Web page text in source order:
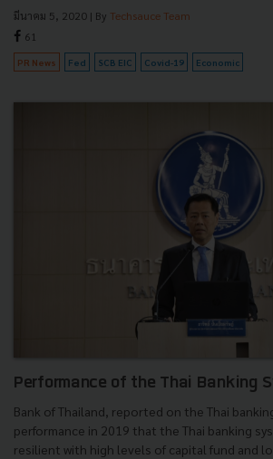
มีนาคม 5, 2020 | By Techsauce Team
61
PR News Fed SCB EIC Covid-19 Economic
Performance of the Thai Banking
Bank of Thailand, reported on the Thai
performance in 2019 that the Thai banking
resilient with high levels of capital fund and